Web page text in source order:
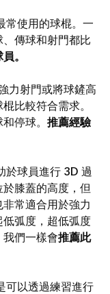
常使用的球棍。一
傳球和射門都比
。
力射門或將球鏟高
比較符合需求。
停球。 推薦經驗
於球員進行 3D 過
膝蓋的高度，但
常適合用於強力
弧度，超低弧度
們一樣會推薦此
可以透過練習進行